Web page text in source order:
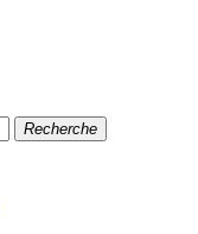
Recherche